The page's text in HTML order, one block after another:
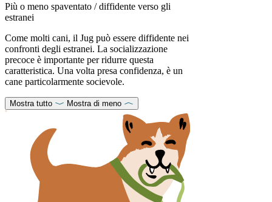
Più o meno spaventato / diffidente verso gli
estranei
Come molti cani, il Jug può essere diffidente nei
confronti degli estranei. La socializzazione
precoce è importante per ridurre questa
caratteristica. Una volta presa confidenza, è un
cane particolarmente socievole.
Mostra tutto Mostra di meno